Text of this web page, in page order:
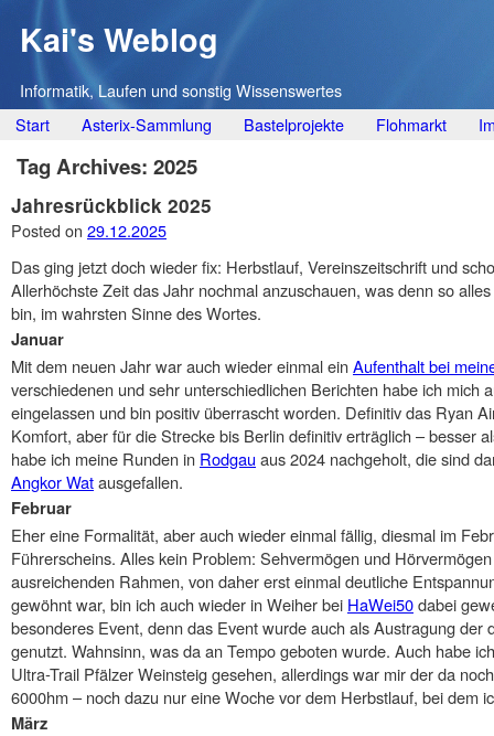
Kai's Weblog
Informatik, Laufen und sonstig Wissenswertes
Main menu
Skip
to
content
Start Asterix-Sammlung Bastelprojekte Flohmarkt
Tag Archives: 2025
Jahresrückblick 2025
Posted on 29.12.2025
Das ging jetzt doch wieder fix: Herbstlauf, Vereinszeitschrift und
Allerhöchste Zeit das Jahr nochmal anzuschauen, was denn so
bin, im wahrsten Sinne des Wortes.
Januar
Mit dem neuen Jahr war auch wieder einmal einAufenthalt bei
verschiedenen und sehr unterschiedlichen Berichten habe ich mich
eingelassen und bin positiv überrascht worden. Definitiv das Ryan
Komfort, aber für die Strecke bis Berlin definitiv erträglich – besser
habe ich meine Runden in Rodgau aus 2024 nachgeholt, die sind
Angkor Watausgefallen.
Februar
Eher eine Formalität, aber auch wieder einmal fällig, diesmal im
Führerscheins. Alles kein Problem: Sehvermögen und
ausreichenden Rahmen, von daher erst einmal deutliche
gewöhnt war, bin ich auch wieder in Weiher bei HaWei50dabei
besonderes Event, denn das Event wurde auch als Austragung der
genutzt. Wahnsinn, was da an Tempo geboten wurde. Auch habe
Ultra-Trail Pfälzer Weinsteig gesehen, allerdings war mir der da
6000hm – noch dazu nur eine Woche vor dem Herbstlauf, bei dem
März